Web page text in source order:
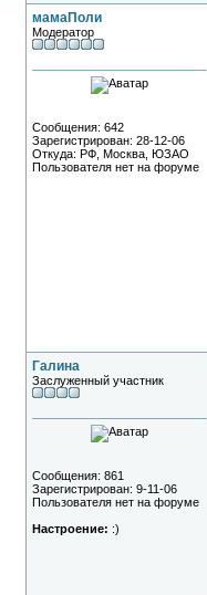
мамаПоли
Модератор
Сообщения: 642
Зарегистрирован: 28-12-06
Откуда: РФ, Москва, ЮЗАО
Пользователя нет на форуме
Галина
Заслуженный участник
Сообщения: 861
Зарегистрирован: 9-11-06
Пользователя нет на форуме
Настроение: :)